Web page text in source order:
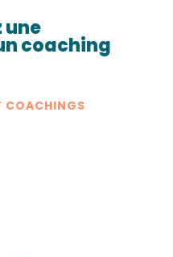
une
coaching
COACHINGS